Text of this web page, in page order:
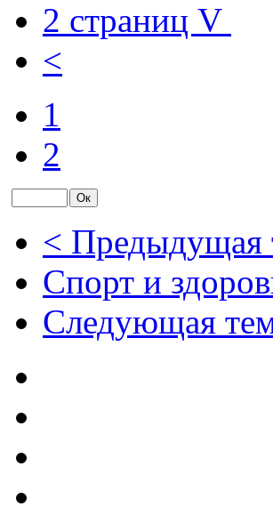
2 страниц
<
1
2
< Предыдущая
Спорт и
Следующая